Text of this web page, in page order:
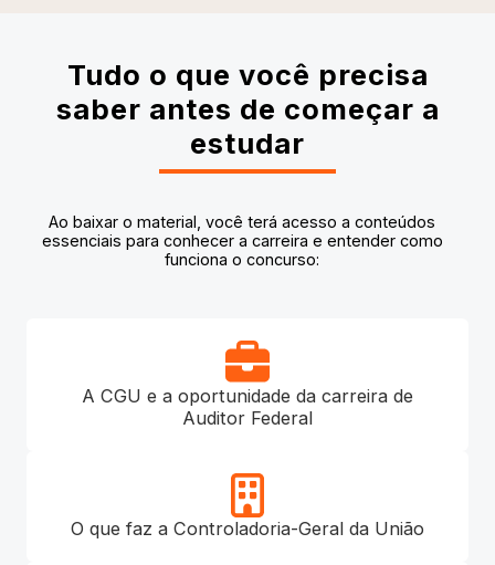
Tudo o que você precisa
saber antes de começar a
estudar
Ao baixar o material, você terá acesso a conteúdos
essenciais para conhecer a carreira e entender como
funciona o concurso:
A CGU e a oportunidade da carreira de
Auditor Federal
O que faz a Controladoria-Geral da União